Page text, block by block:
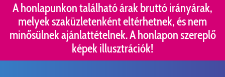
A honlapunkon található árak bruttó irányárak,
melyek szaküzletenként eltérhetnek, és nem
minősülnek ajánlattételnek. A honlapon szereplő
képek illusztrációk!